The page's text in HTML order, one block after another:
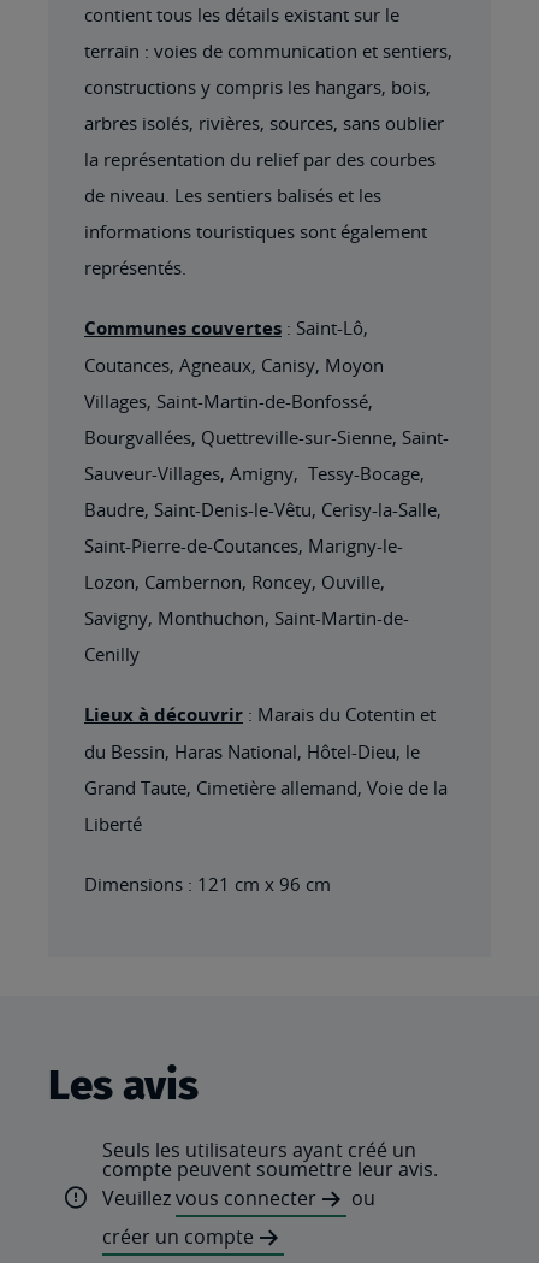
contient tous les détails existant sur le
terrain : voies de communication et sentiers,
constructions y compris les hangars, bois,
arbres isolés, rivières, sources, sans oublier
la représentation du relief par des courbes
de niveau. Les sentiers balisés et les
informations touristiques sont également
représentés.
Communes couvertes : Saint-Lô,
Coutances, Agneaux, Canisy, Moyon
Villages, Saint-Martin-de-Bonfossé,
Bourgvallées, Quettreville-sur-Sienne, Saint-
Sauveur-Villages, Amigny, Tessy-Bocage,
Baudre, Saint-Denis-le-Vêtu, Cerisy-la-Salle,
Saint-Pierre-de-Coutances, Marigny-le-
Lozon, Cambernon, Roncey, Ouville,
Savigny, Monthuchon, Saint-Martin-de-
Cenilly
Lieux à découvrir : Marais du Cotentin et
du Bessin, Haras National, Hôtel-Dieu, le
Grand Taute, Cimetière allemand, Voie de la
Liberté
Dimensions : 121 cm x 96 cm
Les avis
Seuls les utilisateurs ayant créé un
compte peuvent soumettre leur avis.
Veuillezvous connecter
ou
créer un compte